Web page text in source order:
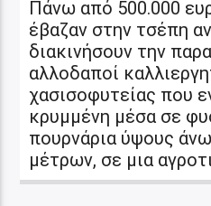
Πάνω από 500.000
έβαζαν στην τσέπη
διακινήσουν την
αλλοδαποί
χασισοφυτείας που
κρυμμένη μέσα σε
πουρνάρια ύψους
μέτρων, σε μια